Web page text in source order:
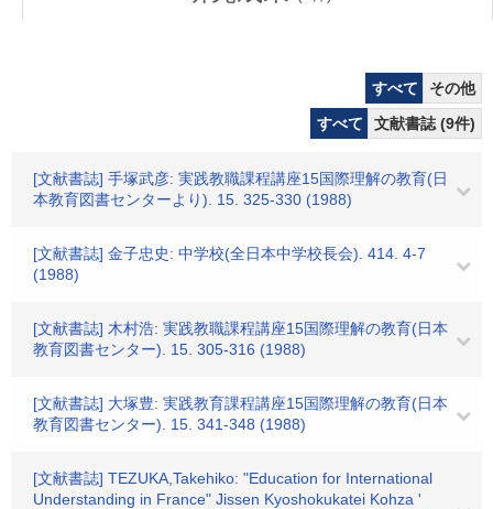
すべて
その他
すべて
文献書誌 (9件)
[文献書誌] 手塚武彦: 実践教職課程講座15国際理解の教育(日
本教育図書センターより). 15. 325-330 (1988)
[文献書誌] 金子忠史: 中学校(全日本中学校長会). 414. 4-7
(1988)
[文献書誌] 木村浩: 実践教職課程講座15国際理解の教育(日本
教育図書センター). 15. 305-316 (1988)
[文献書誌] 大塚豊: 実践教育課程講座15国際理解の教育(日本
教育図書センター). 15. 341-348 (1988)
[文献書誌] TEZUKA,Takehiko: "Education for International
Understanding in France" Jissen Kyoshokukatei Kohza '